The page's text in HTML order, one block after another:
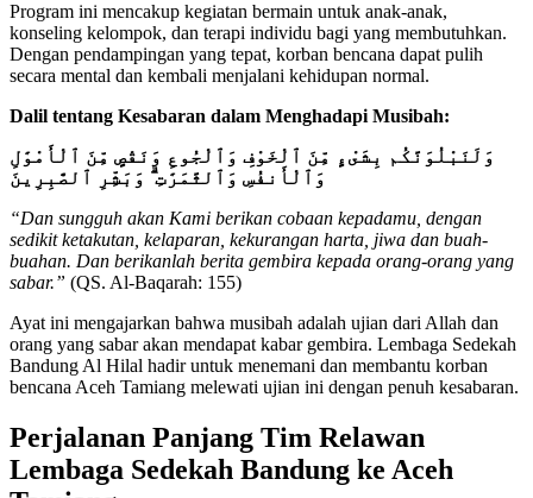
Program ini mencakup kegiatan bermain untuk anak-anak,
konseling kelompok, dan terapi individu bagi yang membutuhkan.
Dengan pendampingan yang tepat, korban bencana dapat pulih
secara mental dan kembali menjalani kehidupan normal.
Dalil tentang Kesabaran dalam Menghadapi Musibah:
وَلَنَبْلُوَنَّكُم بِشَىْءٍ مِّنَ ٱلْخَوْفِ وَٱلْجُوعِ وَنَقْصٍ مِّنَ ٱلْأَمْوَٰلِ
وَٱلْأَنفُسِ وَٱلثَّمَرَٰتِ ۗ وَبَشِّرِ ٱلصَّٰبِرِينَ
“Dan sungguh akan Kami berikan cobaan kepadamu, dengan
sedikit ketakutan, kelaparan, kekurangan harta, jiwa dan buah-
buahan. Dan berikanlah berita gembira kepada orang-orang yang
sabar.” (QS. Al-Baqarah: 155)
Ayat ini mengajarkan bahwa musibah adalah ujian dari Allah dan
orang yang sabar akan mendapat kabar gembira. Lembaga Sedekah
Bandung Al Hilal hadir untuk menemani dan membantu korban
bencana Aceh Tamiang melewati ujian ini dengan penuh kesabaran.
Perjalanan Panjang Tim Relawan
Lembaga Sedekah Bandung ke Aceh